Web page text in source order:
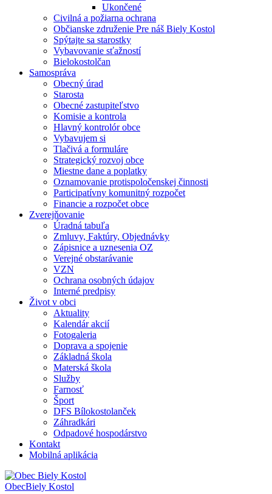
Ukončené
Civilná a požiarna ochrana
Občianske združenie Pre náš Biely Kostol
Spýtajte sa starostky
Vybavovanie sťažností
Bielokostolčan
Samospráva
Obecný úrad
Starosta
Obecné zastupiteľstvo
Komisie a kontrola
Hlavný kontrolór obce
Vybavujem si
Tlačivá a formuláre
Strategický rozvoj obce
Miestne dane a poplatky
Oznamovanie protispoločenskej činnosti
Participatívny komunitný rozpočet
Financie a rozpočet obce
Zverejňovanie
Úradná tabuľa
Zmluvy, Faktúry, Objednávky
Zápisnice a uznesenia OZ
Verejné obstarávanie
VZN
Ochrana osobných údajov
Interné predpisy
Život v obci
Aktuality
Kalendár akcií
Fotogaleria
Doprava a spojenie
Základná škola
Materská škola
Služby
Farnosť
Šport
DFS Bílokostolanček
Záhradkári
Odpadové hospodárstvo
Kontakt
Mobilná aplikácia
ObecBiely Kostol